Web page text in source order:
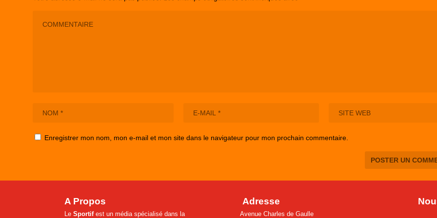
Enregistrer mon nom, mon e-mail et mon site dans le navigateur pour mon prochain commentaire.
A Propos
Le Sportifest un média spécialisé dans la
Adresse
Avenue Charles de Gaulle